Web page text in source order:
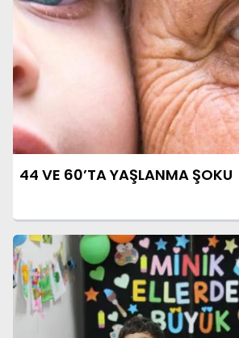
44 VE 60’TA YAŞLANMA ŞOKU